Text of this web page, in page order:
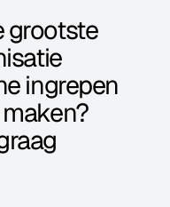
grootste
ingrepen